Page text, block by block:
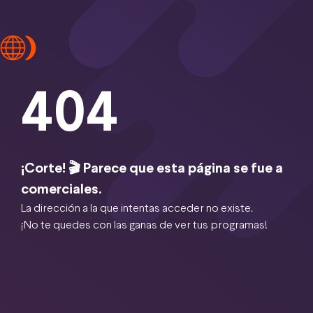
404
¡Corte! 🎬 Parece que esta página se fue a
comerciales.
La dirección a la que intentas acceder no existe.
¡No te quedes con las ganas de ver tus programas!